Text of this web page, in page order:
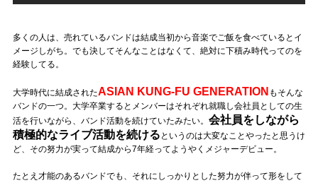
多くの人は、売れているバンドは結成当初から音楽でご飯を食べているとイ
メージしがち。でも決してそんなことはなくて、絶対に下積み時代ってのを
経験してる。
大学時代に結成されたASIAN KUNG-FU GENERATION もそんな
バンドの一つ。大学卒業するとメンバーはそれぞれ就職し会社員としての生
活を行いながら、バンド活動を続けていたみたい。 会社員をしながら
積極的なライブ活動を続ける というのは大変なことやったと思うけ
ど、その努力が実って結成から7年経ってようやくメジャーデビュー。
たとえ才能のあるバンドでも、それにしっかりとした努力が伴って形をして